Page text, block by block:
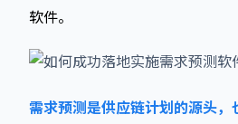
软件。
需求预测是供应链计划的源头，